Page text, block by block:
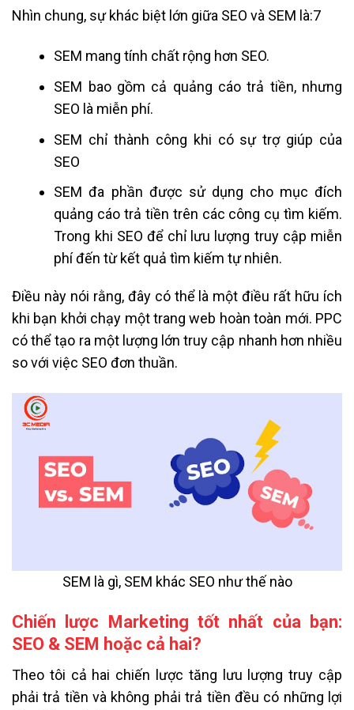
Nhìn chung, sự khác biệt lớn giữa SEO và SEM là:7
SEM mang tính chất rộng hơn SEO.
SEM bao gồm cả quảng cáo trả tiền, nhưng
SEO là miễn phí.
SEM chỉ thành công khi có sự trợ giúp của
SEO
SEM đa phần được sử dụng cho mục đích
quảng cáo trả tiền trên các công cụ tìm kiếm.
Trong khi SEO để chỉ lưu lượng truy cập miễn
phí đến từ kết quả tìm kiếm tự nhiên.
Điều này nói rằng, đây có thể là một điều rất hữu ích
khi bạn khởi chạy một trang web hoàn toàn mới. PPC
có thể tạo ra một lượng lớn truy cập nhanh hơn nhiều
so với việc SEO đơn thuần.
SEM là gì, SEM khác SEO như thế nào
Chiến lược Marketing tốt nhất của bạn:
SEO & SEM hoặc cả hai?
Theo tôi cả hai chiến lược tăng lưu lượng truy cập
phải trả tiền và không phải trả tiền đều có những lợi